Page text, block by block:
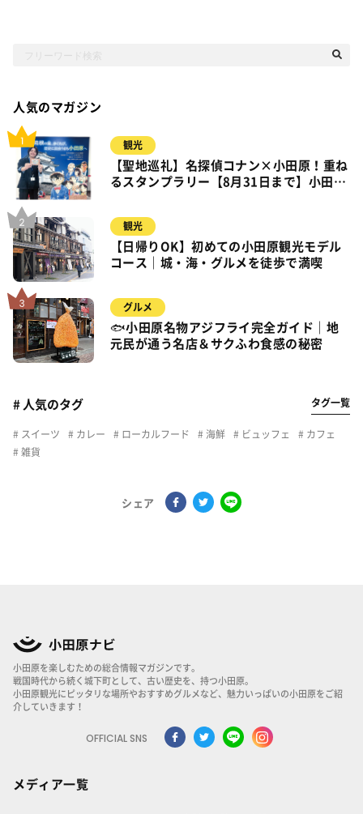
人気のマガジン
観光
【聖地巡礼】名探偵コナン×小田原！重ね
るスタンプラリー【8月31日まで】小田
観光
【日帰りOK】初めての小田原観光モデル
コース｜城・海・グルメを徒歩で満喫
グルメ
🐟小田原名物アジフライ完全ガイド｜地
元民が通う名店＆サクふわ食感の秘密
# 人気のタグ タグ一覧
スイーツ カレー ローカルフード 海鮮 ビュッフェ
カフェ
雑貨
シェア
小田原を楽しむための総合情報マガジンです。
戦国時代から続く城下町として、古い歴史を、持つ小田原。
小田原観光にピッタリな場所やおすすめグルメなど、魅力いっぱいの小田原をご紹
介していきます！
OFFICIAL SNS
メディア一覧